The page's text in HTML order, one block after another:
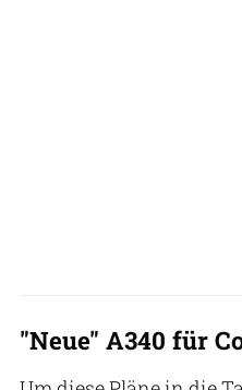
"Neue" A340 für